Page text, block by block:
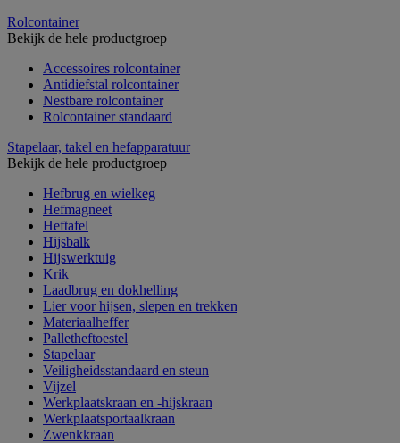
Rolcontainer
Bekijk de hele productgroep
Accessoires rolcontainer
Antidiefstal rolcontainer
Nestbare rolcontainer
Rolcontainer standaard
Stapelaar, takel en hefapparatuur
Bekijk de hele productgroep
Hefbrug en wielkeg
Hefmagneet
Heftafel
Hijsbalk
Hijswerktuig
Krik
Laadbrug en dokhelling
Lier voor hijsen, slepen en trekken
Materiaalheffer
Palletheftoestel
Stapelaar
Veiligheidsstandaard en steun
Vijzel
Werkplaatskraan en -hijskraan
Werkplaatsportaalkraan
Zwenkkraan